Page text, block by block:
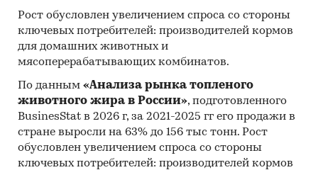
Рост обусловлен увеличением спроса со стороны
ключевых потребителей: производителей кормов
для домашних животных и
мясоперерабатывающих комбинатов.
По данным «Анализа рынка топленого
животного жира в России», подготовленного
BusinesStat в 2026 г, за 2021-2025 гг его продажи в
стране выросли на 63% до 156 тыс тонн. Рост
обусловлен увеличением спроса со стороны
ключевых потребителей: производителей кормов